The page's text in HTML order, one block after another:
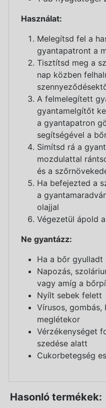
Használat:
Melegítsd fel a
gyantapatront a
Tisztítsd meg a
nap közben
A felmelegített
gyantamelgítőt
a gyantapatron
segítségével a
Simítsd rá a
mozdulattal
és a
Ha befejezted a
a
olajjal
Végezetül ápold
Ne gyantázz:
Ha a bőr gyulladt
Napozás,
vagy amíg a
Nyílt sebek felett
Vírusos,
meglétekor
Vérzékenységet
szedése alatt
Cukorbetegség
Hasonló termékek: